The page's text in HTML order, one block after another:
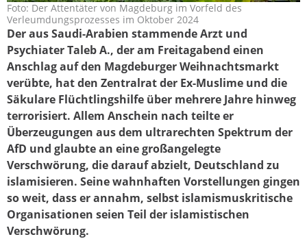
Foto: Der Attentäter von Magdeburg im Vorfeld des
Verleumdungsprozesses im Oktober 2024
Der aus Saudi-Arabien stammende Arzt und
Psychiater Taleb A., der am Freitagabend einen
Anschlag auf den Magdeburger Weihnachtsmarkt
verübte, hat den Zentralrat der Ex-Muslime und die
Säkulare Flüchtlingshilfe über mehrere Jahre hinweg
terrorisiert. Allem Anschein nach teilte er
Überzeugungen aus dem ultrarechten Spektrum der
AfD und glaubte an eine großangelegte
Verschwörung, die darauf abzielt, Deutschland zu
islamisieren. Seine wahnhaften Vorstellungen gingen
so weit, dass er annahm, selbst islamismuskritische
Organisationen seien Teil der islamistischen
Verschwörung.